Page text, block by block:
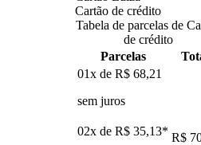
Cartão de crédito
Tabela de parcelas de
de crédito
Parcelas
01x de R$ 68,21
sem juros
02x de R$ 35,13* R$